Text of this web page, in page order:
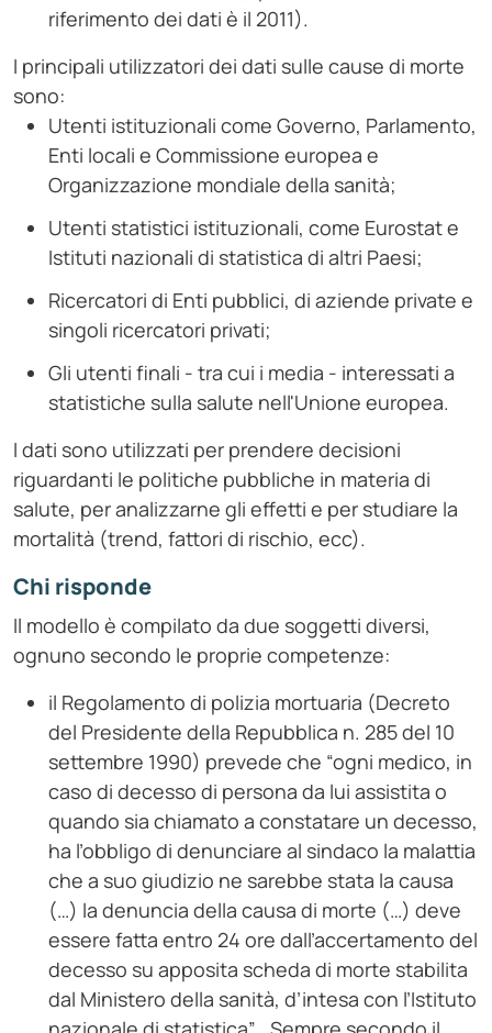
riferimento dei dati è il 2011).
I principali utilizzatori dei dati sulle cause di morte
sono:
Utenti istituzionali come Governo, Parlamento,
Enti locali e Commissione europea e
Organizzazione mondiale della sanità;
Utenti statistici istituzionali, come Eurostat e
Istituti nazionali di statistica di altri Paesi;
Ricercatori di Enti pubblici, di aziende private e
singoli ricercatori privati;
Gli utenti finali - tra cui i media - interessati a
statistiche sulla salute nell'Unione europea.
I dati sono utilizzati per prendere decisioni
riguardanti le politiche pubbliche in materia di
salute, per analizzarne gli effetti e per studiare la
mortalità (trend, fattori di rischio, ecc).
Chi risponde
Il modello è compilato da due soggetti diversi,
ognuno secondo le proprie competenze:
il Regolamento di polizia mortuaria (Decreto
del Presidente della Repubblica n. 285 del 10
settembre 1990) prevede che “ogni medico, in
caso di decesso di persona da lui assistita o
quando sia chiamato a constatare un decesso,
ha l’obbligo di denunciare al sindaco la malattia
che a suo giudizio ne sarebbe stata la causa
(…) la denuncia della causa di morte (…) deve
essere fatta entro 24 ore dall’accertamento del
decesso su apposita scheda di morte stabilita
dal Ministero della sanità, d’intesa con l’Istituto